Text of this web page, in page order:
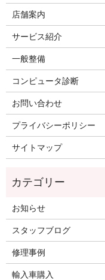
店舗案内
サービス紹介
一般整備
コンピュータ診断
お問い合わせ
プライバシーポリシー
サイトマップ
お知らせ
スタッフブログ
修理事例
輸入車購入